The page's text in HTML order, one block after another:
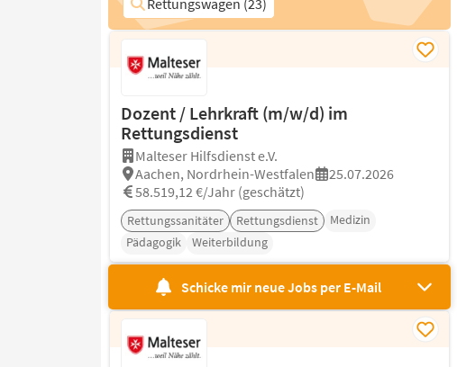
Rettungswagen (23)
Dozent / Lehrkraft (m/w/d) im
Rettungsdienst
Malteser Hilfsdienst e.V.
Aachen, Nordrhein-Westfalen
25.07.2026
58.519,12 €/Jahr (geschätzt)
Rettungssanitäter Rettungsdienst
Medizin
Pädagogik
Weiterbildung
Schicke mir neue Jobs per E-Mail